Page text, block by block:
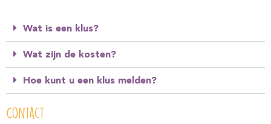
Wat is een klus?
Wat zijn de kosten?
Hoe kunt u een klus melden?
Contact